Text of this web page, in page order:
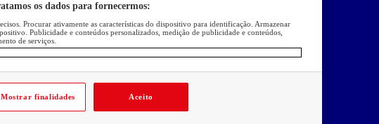
os dados para fornecermos:
Procurar ativamente as características do dispositivo para identificação. Armazenar
Publicidade e conteúdos personalizados, medição de publicidade e conteúdos,
de serviços.
Mostrar finalidades Aceito